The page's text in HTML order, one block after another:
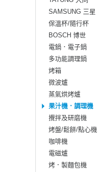
SAMSUNG 三星
保溫杯/隨行杯
BOSCH 博世
電鍋．電子鍋
多功能調理鍋
烤箱
微波爐
蒸氣烘烤爐
果汁機．調理機
攪拌及研磨機
烤盤/鬆餅/點心機
咖啡機
電磁爐
烤．製麵包機